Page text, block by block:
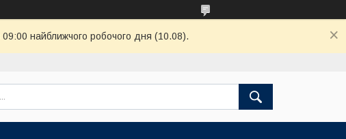
09:00 найближчого робочого дня (10.08).